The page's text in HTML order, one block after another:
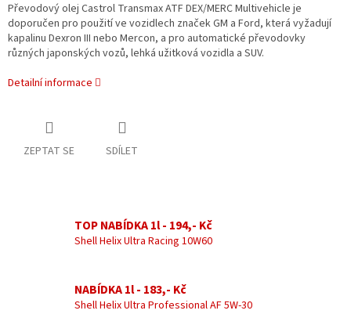
Převodový olej Castrol Transmax ATF DEX/MERC Multivehicle je
doporučen pro použití ve vozidlech značek GM a Ford, která vyžadují
kapalinu Dexron III nebo Mercon, a pro automatické převodovky
různých japonských vozů, lehká užitková vozidla a SUV.
Detailní informace
ZEPTAT SE SDÍLET
TOP NABÍDKA 1l - 194,- Kč
Shell Helix Ultra Racing 10W60
NABÍDKA 1l - 183,- Kč
Shell Helix Ultra Professional AF 5W-30